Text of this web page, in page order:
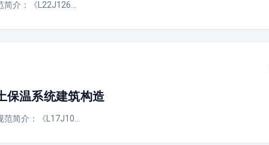
介：《L22J126…
保温系统建筑构造
简介：《L17J10…